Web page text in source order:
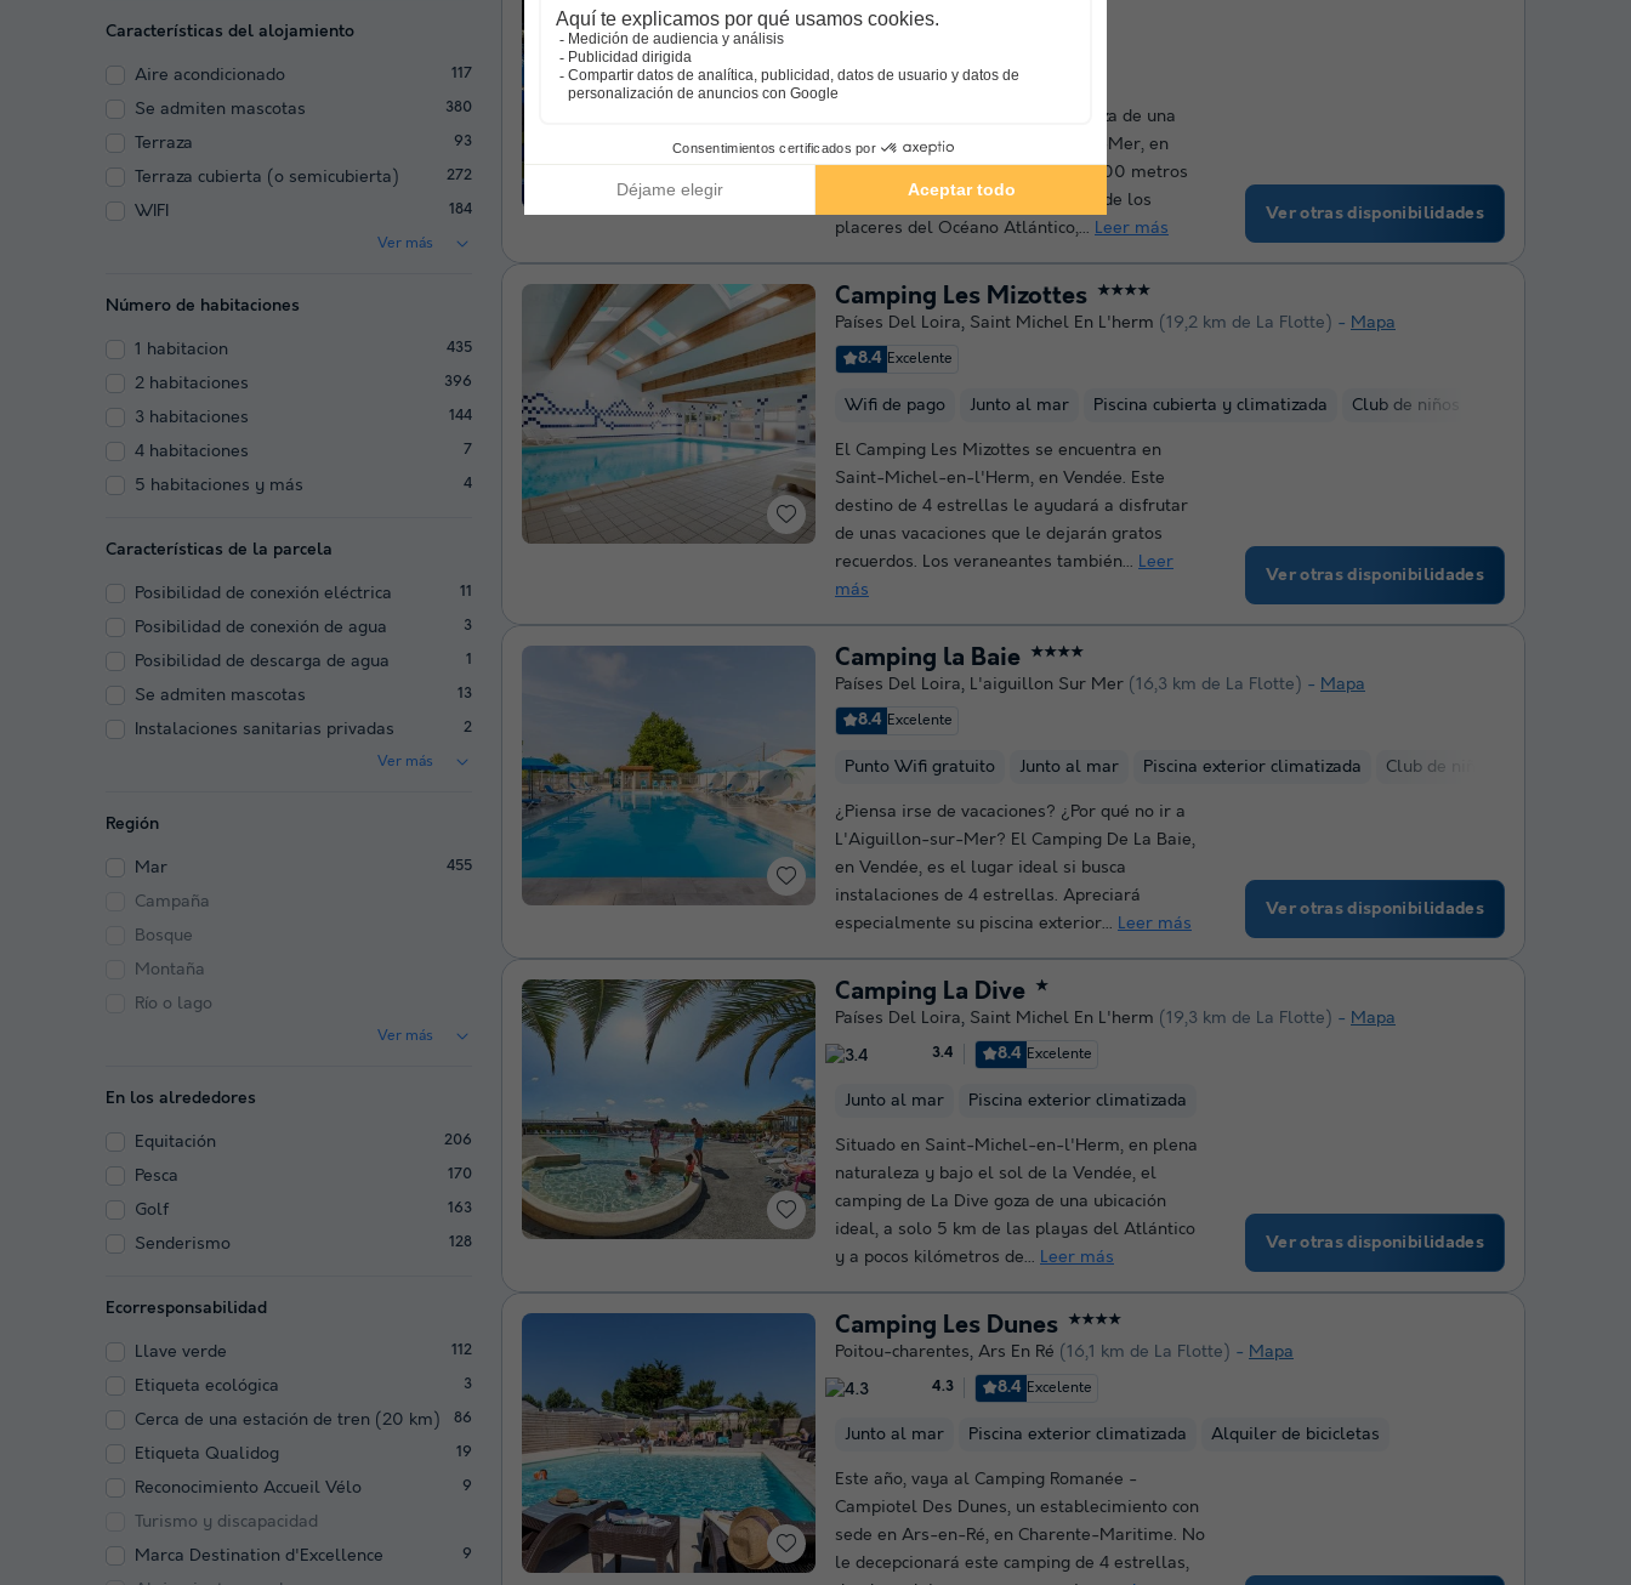
Características del alojamiento
Aire acondicionado 117
Se admiten mascotas 380
Terraza 93
Terraza cubierta (o semicubierta) 272
WIFI 184
Ver más
Número de habitaciones
1 habitacion 435
2 habitaciones 396
3 habitaciones 144
4 habitaciones 7
5 habitaciones y más 4
Características de la parcela
Posibilidad de conexión eléctrica 11
Posibilidad de conexión de agua 3
Posibilidad de descarga de agua 1
Se admiten mascotas 13
Instalaciones sanitarias privadas 2
Ver más
Región
Mar 455
Campaña
Bosque
Montaña
Río o lago
Ver más
En los alrededores
Equitación 206
Pesca 170
Golf 163
Senderismo 128
Ecorresponsabilidad
Llave verde 112
Etiqueta ecológica 3
Cerca de una estación de tren (20 km) 86
Etiqueta Qualidog 19
Reconocimiento Accueil Vélo 9
Turismo y discapacidad
Marca Destination d'Excellence
9
8.5 Excelente
Junto al mar
El camping Bel, de 4 estrellas, goza de una
ubicación ideal en La Tranche-sur-Mer, en
Vendée. Sólo tiene que caminar 300 metros
para llegar a la playa y disfrutar de los
placeres del Océano Atlántico,... Leer más
Ver otras disponibilidades
Camping Les Mizottes ★★★★
Países Del Loira, Saint Michel En L'herm (19,2 km de La Flotte)
Mapa
8.4 Excelente
Wifi de pago Junto al mar Piscina cubierta y climatizada Club de niños
El Camping Les Mizottes se encuentra en
Saint-Michel-en-l'Herm, en Vendée. Este
destino de 4 estrellas le ayudará a disfrutar
de unas vacaciones que le dejarán gratos
recuerdos. Los veraneantes también... Leer
más
Ver otras disponibilidades
Camping la Baie ★★★★
Países Del Loira, L'aiguillon Sur Mer (16,3 km de La Flotte)
Mapa
8.4 Excelente
Punto Wifi gratuito Junto al mar Piscina exterior climatizada Club de niños
¿Piensa irse de vacaciones? ¿Por qué no ir a
L'Aiguillon-sur-Mer? El Camping De La Baie,
en Vendée, es el lugar ideal si busca
instalaciones de 4 estrellas. Apreciará
especialmente su piscina exterior... Leer más
Ver otras disponibilidades
Camping La Dive ★
Países Del Loira, Saint Michel En L'herm (19,3 km de La Flotte) Mapa
3.4 8.4 Excelente
Junto al mar Piscina exterior climatizada
Situado en Saint-Michel-en-l'Herm, en plena
naturaleza y bajo el sol de la Vendée, el
camping de La Dive goza de una ubicación
ideal, a solo 5 km de las playas del Atlántico
y a pocos kilómetros de... Leer más
Ver otras disponibilidades
Camping Les Dunes ★★★★
Poitou-charentes, Ars En Ré (16,1 km de La Flotte) Mapa
4.3 8.4 Excelente
Junto al mar Piscina exterior climatizada Alquiler de bicicletas
Este año, vaya al Camping Romanée -
Campiotel Des Dunes, un establecimiento con
sede en Ars-en-Ré, en Charente-Maritime. No
le decepcionará este camping de 4 estrellas,